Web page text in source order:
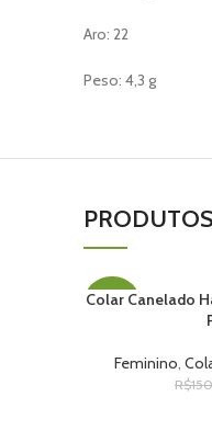
Aro: 22
Peso: 4,3 g
-40%
ADICIONAR AO
Colar Canelado
Feminino,
R$